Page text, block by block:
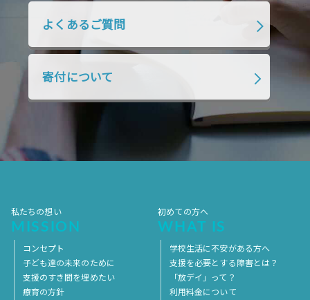
2018年7月 2018年6月
2018年4月 2018年3月 2018年2月
2018年1月 2017年12月
2017年10月 2017年9月 2017年8月
2017年5月
2017年4月
よくあるご質問
寄付について
私たちの想い
MISSION
コンセプト
子ども達の未来のために
支援のすき間を埋めたい
療育の方針
初めての方へ
WHAT IS
学校生活に不安がある方へ
支援を必要とする障害とは？
「放デイ」って？
利用料金について